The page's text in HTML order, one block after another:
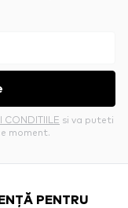
CONDITIILE si va puteti
moment.
PENTRU